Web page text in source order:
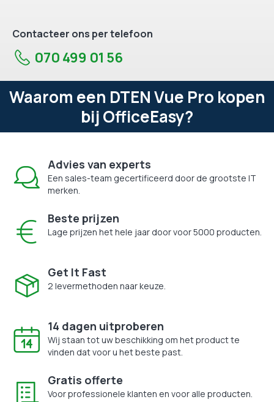
Contacteer ons per telefoon
070 499 01 56
Waarom een DTEN Vue Pro kopen
bij OfficeEasy?
Advies van experts
Een sales-team gecertificeerd door de grootste IT
merken.
Beste prijzen
Lage prijzen het hele jaar door voor 5000 producten.
Get It Fast
2 levermethoden naar keuze.
14 dagen uitproberen
Wij staan tot uw beschikking om het product te
vinden dat voor u het beste past.
Gratis offerte
Voor professionele klanten en voor alle producten.